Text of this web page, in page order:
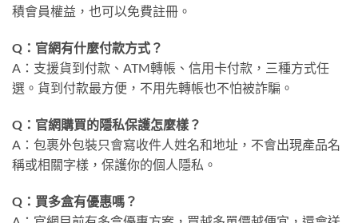
積會員權益，也可以免費註冊。
Q：官網有什麼付款方式？
A：支援貨到付款、ATM轉帳、信用卡付款，三種方式任
選。貨到付款最方便，不用先轉帳也不怕被詐騙。
Q：官網購買的隱私保護怎麼樣？
A：包裹外包裝只會寫收件人姓名和地址，不會出現產品名
稱或相關字樣，保護你的個人隱私。
Q：買多盒有優惠嗎？